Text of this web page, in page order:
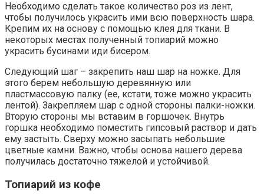
Необходимо сделать такое количество роз из лент,
чтобы получилось украсить ими всю поверхность шара.
Крепим их на основу с помощью клея для ткани. В
некоторых местах полученный топиарий можно
украсить бусинами иди бисером.
Следующий шаг – закрепить наш шар на ножке. Для
этого берем небольшую деревянную или
пластмассовую палку (ее, кстати, тоже можно украсить
лентой). Закрепляем шар с одной стороны палки-ножки.
Вторую стороны мы вставим в горшочек. Внутрь
горшка необходимо поместить гипсовый раствор и дать
ему застыть. Сверху можно засыпать небольшие
цветные камни. Важно, чтобы основа нашего дерева
получилась достаточно тяжелой и устойчивой.
Топиарий из кофе